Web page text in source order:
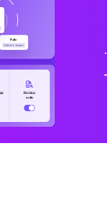
أطلق تطبيقات آمنة بشكل أسرع مع Logto.